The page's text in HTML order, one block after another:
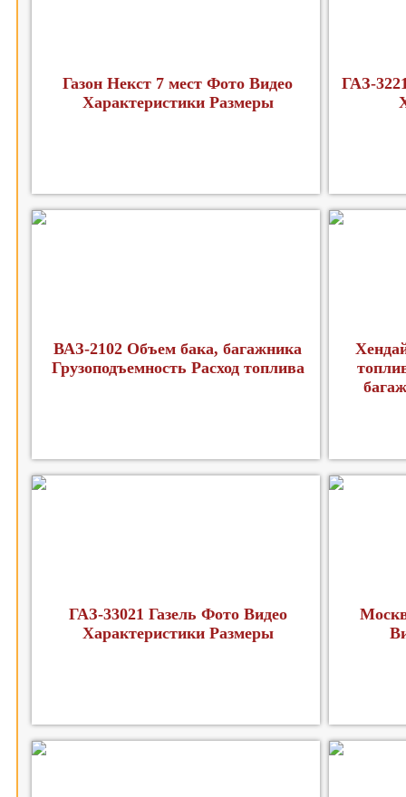
Газон Некст 7 мест Фото Видео
Характеристики Размеры
ГАЗ-
ВАЗ-2102 Объем бака, багажника
Грузоподъемность Расход топлива
ГАЗ-33021 Газель Фото Видео
Характеристики Размеры